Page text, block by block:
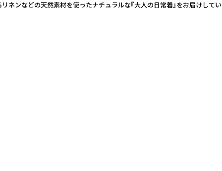
ネンなどの天然素材を使ったナチュラルな『大人の日常着』をお届けしてい